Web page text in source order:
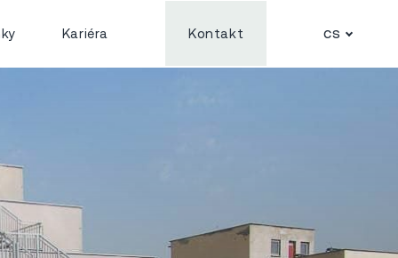
Kariéra Kontakt cs